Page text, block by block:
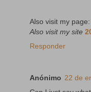
Also visit my page:
Also visit my site
Responder
Anónimo 22 de